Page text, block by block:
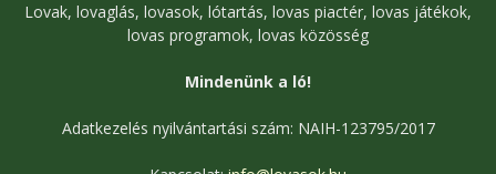
Lovak, lovaglás, lovasok, lótartás, lovas piactér, lovas játékok,
lovas programok, lovas közösség
Mindenünk a ló!
Adatkezelés nyilvántartási szám: NAIH-123795/2017